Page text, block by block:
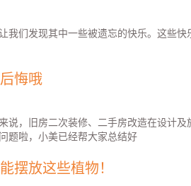
我们发现其中一些被遗忘的快乐。这些
悔哦
说，旧房二次装修、二手房改造在设计
题啦，小美已经帮大家总结好
放这些植物！